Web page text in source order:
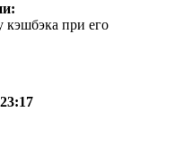
кэшбэка при его